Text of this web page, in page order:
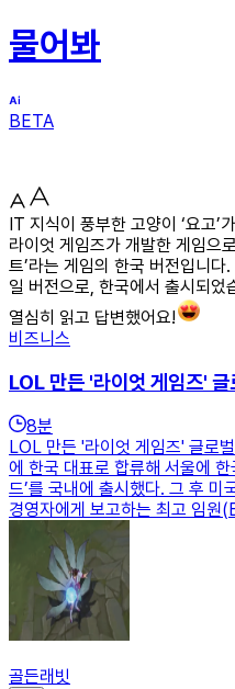
물어봐
BETA
IT 지식이 풍부한 고양이 ‘요고’
라이엇 게임즈가 개발한 게임으
트’라는 게임의 한국 버전입니다
일 버전으로, 한국에서 출시되었
열심히 읽고 답변했어요!
비즈니스
LOL 만든 '라이엇 게임즈'
8분
LOL 만든 '라이엇 게임즈' 글로
에 한국 대표로 합류해 서울에
드’를 국내에 출시했다. 그 후 미
경영자에게 보고하는 최고 임
골든래빗